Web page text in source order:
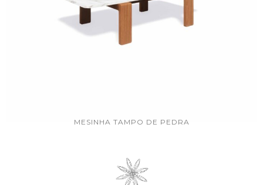
MESINHA TAMPO DE PEDRA